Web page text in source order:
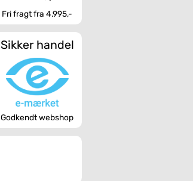
Fri fragt fra 4.995,-
Sikker handel
Godkendt webshop